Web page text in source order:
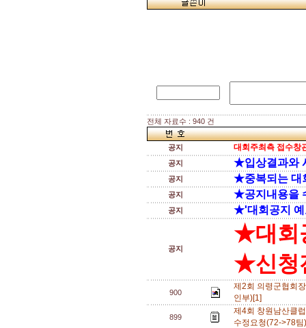
전체 자료수 : 940 건
공지 대회주최측 접수창
공지 ★입상결과와
공지 ★중복되는 대
공지 ★공지내용을
공지 ★'대회공지 예
공지
★대회
★신청
900
제2회 의령군협회
인부)[1]
899
제4회 창원남산클
수정요청(72->78